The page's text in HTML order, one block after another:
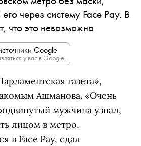
через систему Face Pay. В
что это невозможно
Google
у вас в Google.
газета»,
Ашманова. «Очень
мужчина узнал,
лицом в метро,
в Face Pay, сдал